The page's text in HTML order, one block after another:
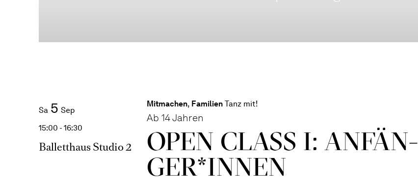
Sa 5 Sep
15:00 - 16:30
Balletthaus Studio 2
Mitmachen, Familien Tanz mit!
Ab 14 Jahren
OPEN CLASS I: ANFÄN­
GER*IN­NEN